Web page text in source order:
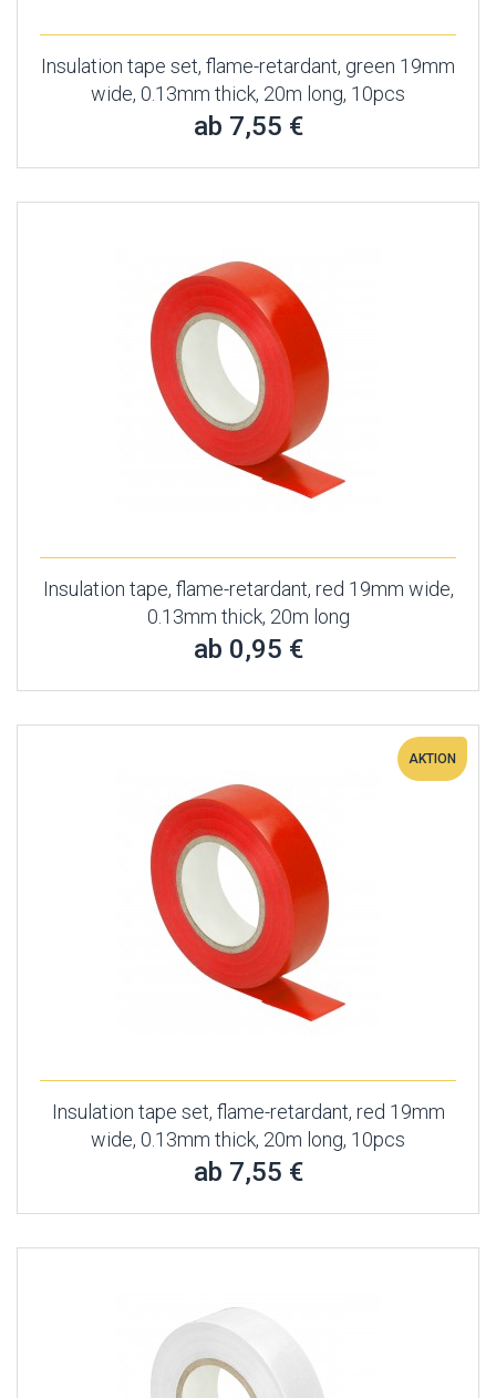
Insulation tape set, flame-retardant, green 19mm
wide, 0.13mm thick, 20m long, 10pcs
ab 7,55 €
Insulation tape, flame-retardant, red 19mm wide,
0.13mm thick, 20m long
ab 0,95 €
AKTION
Insulation tape set, flame-retardant, red 19mm
wide, 0.13mm thick, 20m long, 10pcs
ab 7,55 €